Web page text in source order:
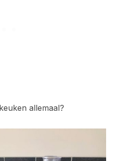
allemaal?